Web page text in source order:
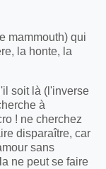
mammouth) qui
la honte, la
soit là (l'inverse
à
! ne cherchez
disparaître, car
sans
ne peut se faire